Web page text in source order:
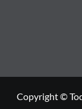
Copyright ©